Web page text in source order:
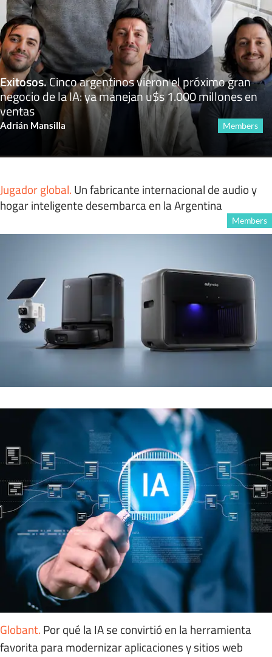
Exitosos.Cinco argentinos vieron el próximo gran
negocio de la IA: ya manejan u$s 1.000 millones en
ventas
Adrián Mansilla Members
Jugador global. Un fabricante internacional de audio y
hogar inteligente desembarca en la Argentina
Members
Globant. Por qué la IA se convirtió en la herramienta
favorita para modernizar aplicaciones y sitios web